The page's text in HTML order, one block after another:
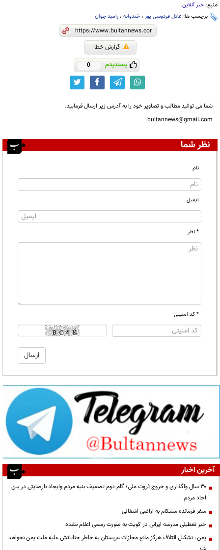
منبع: خبر آنلاین
برچسب ها: عادل فردوسی پور ، خندوانه ، رامبد جوان
گزارش خطا
پسندیدم 0
شما می توانید مطالب و تصاویر خود را به آدرس زیر ارسال فرمایید.
bultannews@gmail.com
نظر شما
نام
ایمیل
* نظر
* کد امنیتی
آخرین اخبار
۳۰ سال واگذاری و خروج ثروت ملی؛ گام دوم تضعیف بنیه مردم وایجاد نارضایتی در بین
احاد مردم
سفر فرمانده سنتکام به اراضی اشغالی
خبر تعطیلی مدرسه ایرانی در کویت به صورت رسمی اعلام نشده
یمن: تشکیل ائتلاف هرگز مانع مجازات عربستان به خاطر جنایاتش علیه ملت یمن نخواهد